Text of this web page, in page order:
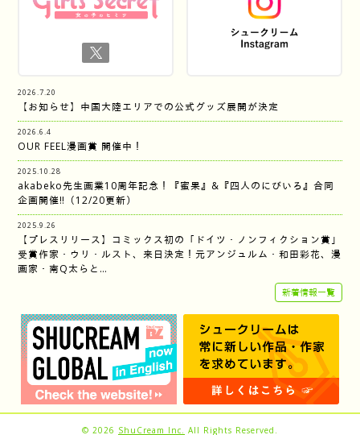
2026.7.20
【お知らせ】中国大陸エリアでの公式グッズ展開が決定
2026.6.4
OUR FEEL漫画賞 開催中！
2025.10.28
akabeko先生画業10周年記念！『蜜果』&『四人のにびいろ』合同
企画開催‼︎（12/20更新）
2025.9.26
【プレスリリース】コミックス初の「ドイツ・ノンフィクション賞」
受賞作家・ウリ・ルスト、来日決定！元アンジュルム・和田彩花、漫
画家・南Q太らと…
新着情報一覧
© 2026 ShuCream Inc. All Rights Reserved.